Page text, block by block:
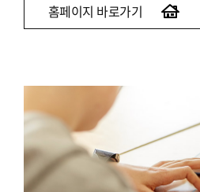
홈페이지 바로가기